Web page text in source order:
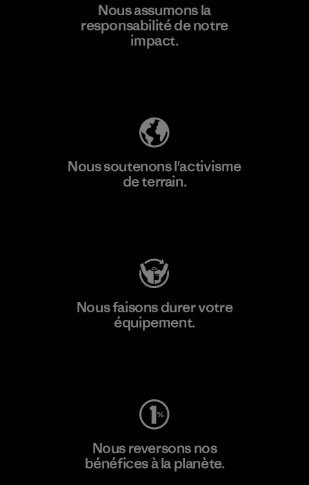
Nous assumons la
responsabilité de notre
impact.
Nous soutenons l'activisme
de terrain.
Nous faisons durer votre
équipement.
Nous reversons nos
bénéfices à la planète.